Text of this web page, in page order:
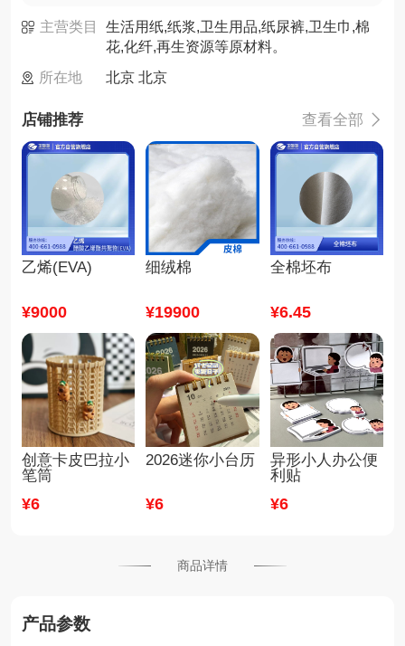
主营类目
生活用纸,纸浆,卫生用品,纸尿裤,卫生巾,棉
花,化纤,再生资源等原材料。
所在地
北京 北京
店铺推荐 查看全部 
乙烯(EVA)
¥9000
细绒棉
¥19900
全棉坯布
¥6.45
创意卡皮巴拉小
笔筒
¥6
2026迷你小台历
¥6
异形小人办公便
利贴
¥6
商品详情
产品参数